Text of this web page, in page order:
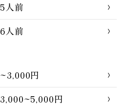
5人前
6人前
~3,000円
3,000~5,000円